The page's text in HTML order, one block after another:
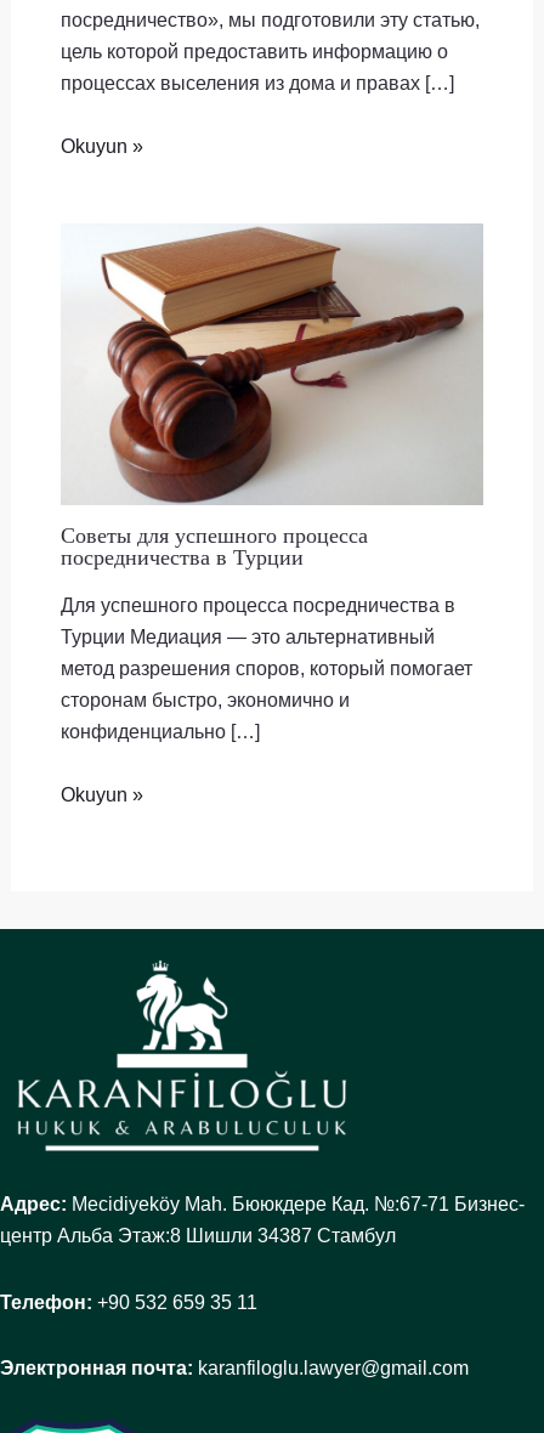
посредничество», мы подготовили эту статью,
цель которой предоставить информацию о
процессах выселения из дома и правах […]
Okuyun »
Советы для успешного процесса
посредничества в Турции
Для успешного процесса посредничества в
Турции Медиация — это альтернативный
метод разрешения споров, который помогает
сторонам быстро, экономично и
конфиденциально […]
Okuyun »
Адрес: Mecidiyeköy Mah. Бююкдере Кад. №:67-71 Бизнес-
центр Альба Этаж:8 Шишли 34387 Стамбул
Телефон: +90 532 659 35 11
Электронная почта: karanfiloglu.lawyer@gmail.com